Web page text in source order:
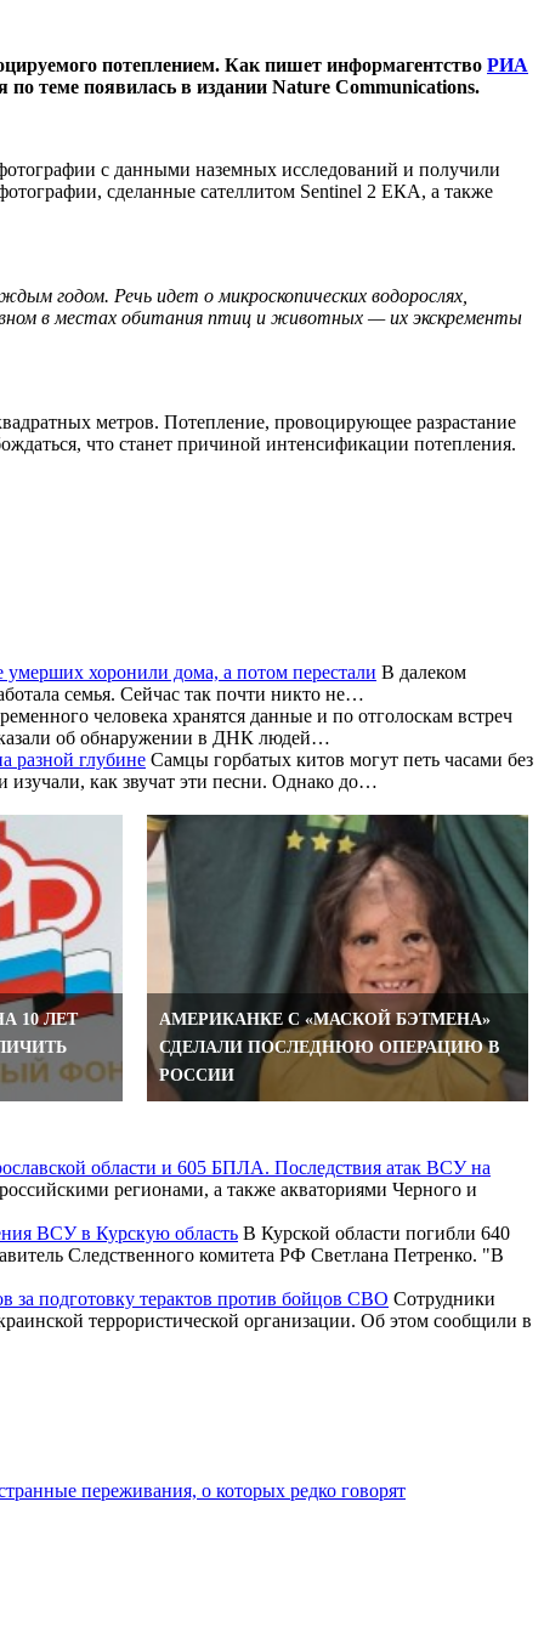
потеплением. Как пишет информагентство РИА
теме появилась в издании Nature Communications.
с данными наземных исследований и получили
сделанные сателлитом Sentinel 2 ЕКА, а также
годом. Речь идет о микроскопических водорослях,
в местах обитания птиц и животных — их экскременты
метров. Потепление, провоцирующее разрастание
что станет причиной интенсификации потепления.
хоронили дома, а потом перестали В далеком
семья. Сейчас так почти никто не…
человека хранятся данные и по отголоскам встреч
об обнаружении в ДНК людей…
разной глубине Самцы горбатых китов могут петь часами без
изучали, как звучат эти песни. Однако до…
10 ЛЕТ
АМЕРИКАНКЕ С «МАСКОЙ БЭТМЕНА»
СДЕЛАЛИ ПОСЛЕДНЮЮ ОПЕРАЦИЮ В
РОССИИ
области и 605 БПЛА. Последствия атак ВСУ на
регионами, а также акваториями Черного и
ВСУ в Курскую область В Курской области погибли 640
Следственного комитета РФ Светлана Петренко. "В
за подготовку терактов против бойцов СВО Сотрудники
террористической организации. Об этом сообщили в
переживания, о которых редко говорят